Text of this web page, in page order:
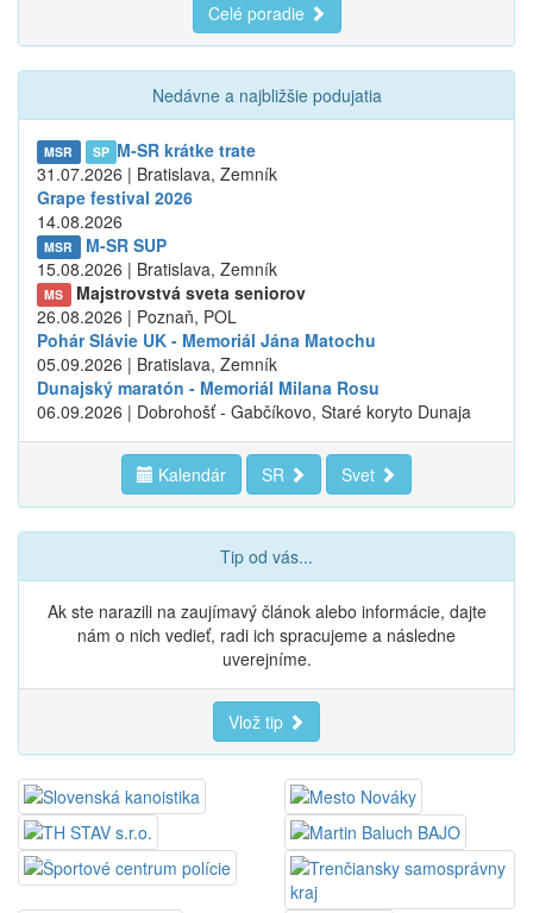
Celé poradie
Nedávne a najbližšie podujatia
MSR SP M-SR krátke trate
31.07.2026 | Bratislava, Zemník
Grape festival 2026
14.08.2026
MSR
M-SR SUP
15.08.2026 | Bratislava, Zemník
MS
Majstrovstvá sveta seniorov
26.08.2026 | Poznaň, POL
Pohár Slávie UK - Memoriál Jána Matochu
05.09.2026 | Bratislava, Zemník
Dunajský maratón - Memoriál Milana Rosu
06.09.2026 | Dobrohošť - Gabčíkovo, Staré koryto Dunaja
Kalendár SR Svet
Tip od vás...
Ak ste narazili na zaujímavý článok alebo informácie, dajte
nám o nich vedieť, radi ich spracujeme a následne
uverejníme.
Vlož tip